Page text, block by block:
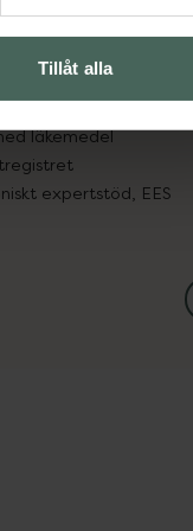
Tillåt alla
in gammal medicin
läkemedel
expertstöd, EES